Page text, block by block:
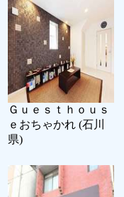
Ｇｕｅｓｔｈｏｕｓ
ｅおちゃかれ (石川
県)